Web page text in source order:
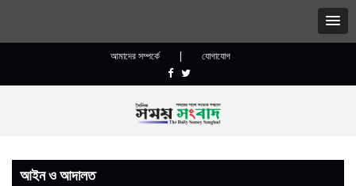
আমাদের সম্পর্কে | যোগাযোগ
আইন ও আদালত